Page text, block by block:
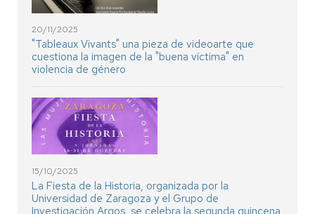
20/11/2025
"Tableaux Vivants" una pieza de videoarte que
cuestiona la imagen de la "buena víctima" en
violencia de género
15/10/2025
La Fiesta de la Historia, organizada por la
Universidad de Zaragoza y el Grupo de
Investigación Argos, se celebra la segunda quincena